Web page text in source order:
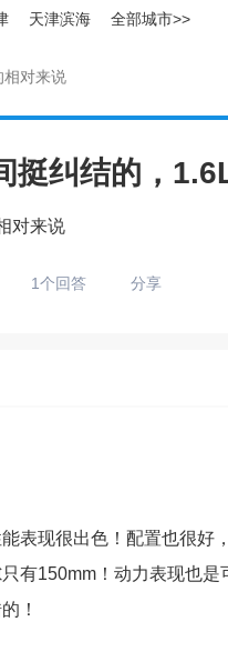
天津滨海 全部城市>>
相对来说
挺纠结的，
对来说
1个回答 分享
表现很出色！配置也很好
有150mm！动力表现也
！